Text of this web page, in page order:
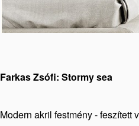
Farkas Zsófi: Stormy sea
Modern akril festmény - feszített